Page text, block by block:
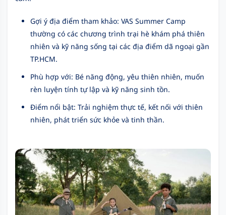
Gợi ý địa điểm tham khảo: VAS Summer Camp
thường có các chương trình trại hè khám phá thiên
nhiên và kỹ năng sống tại các địa điểm dã ngoại gần
TP.HCM.
Phù hợp với: Bé năng động, yêu thiên nhiên, muốn
rèn luyện tính tự lập và kỹ năng sinh tồn.
Điểm nổi bật: Trải nghiệm thực tế, kết nối với thiên
nhiên, phát triển sức khỏe và tinh thần.